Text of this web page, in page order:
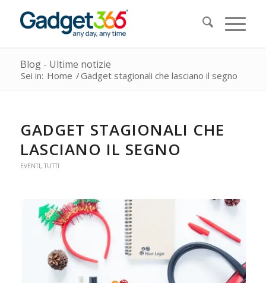
Blog - Ultime notizie
Sei in: Home /Gadget stagionali che lasciano il segno
GADGET STAGIONALI CHE
LASCIANO IL SEGNO
EVENTI, TUTTI